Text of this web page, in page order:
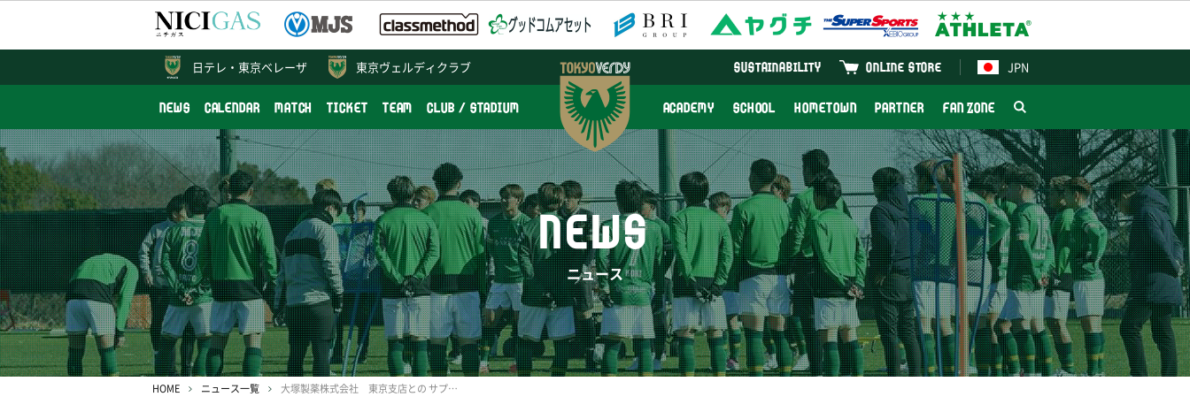
東京ヴェルディクラブ JPN
ONLINE STORE
SUSTAINABILITY
NEWS CALENDAR MATCH TICKET TEAM CLUB / STADIUM ACADEMY SCHOOL HOMETOWN PARTNER FAN ZONE
日テレ・ 東京ベレーザ
NEWS
ニュース
HOME ニュース一覧 大塚製薬株式会社 東京支店との サプライヤー契約更新のお知らせ